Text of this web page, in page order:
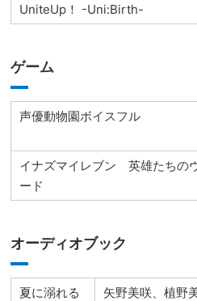
UniteUp！ -Uni:Birth-
ゲーム
声優動物園ボイスフル
イナズマイレブン 英雄たちの
ード
オーディオブック
夏に溺れる 矢野美咲、植野